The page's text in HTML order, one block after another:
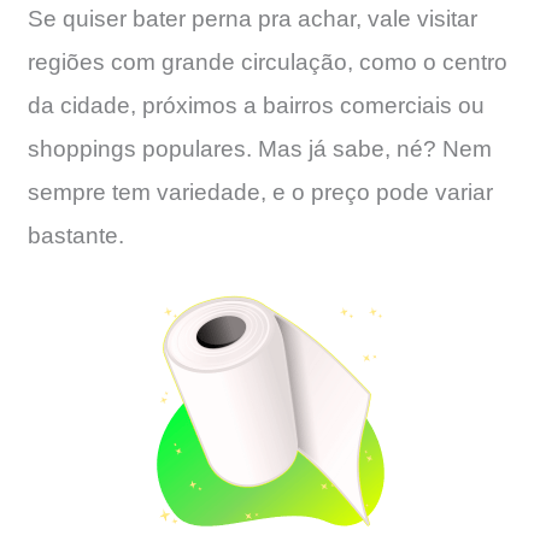
Se quiser bater perna pra achar, vale visitar
regiões com grande circulação, como o centro
da cidade, próximos a bairros comerciais ou
shoppings populares. Mas já sabe, né? Nem
sempre tem variedade, e o preço pode variar
bastante.